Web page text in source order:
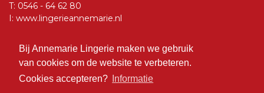
Bij Annemarie Lingerie maken we gebruik
van cookies om de website te verbeteren.
Cookies accepteren?
Informatie
T: 0546 - 64 62 80
I: www.lingerieannemarie.nl
Social Media
Volg ons op Facebook